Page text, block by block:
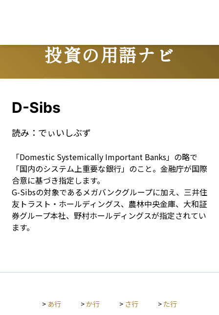
投資の用語ナビ
Terms
D-Sibs
読み： でぃいしぶず
「Domestic Systemically Important Banks」の略で
「国内のシステム上重要な銀行」のこと。金融庁が国際
合意に基づき指定します。
G-Sibsの対象であるメガバンクグループに加え、三井住
友トラスト・ホールディングス、農林中央金庫、大和証
券グループ本社、野村ホールディングスが指定されてい
ます。
> あ行 >か行 > さ行 > た行